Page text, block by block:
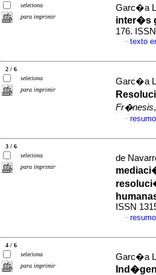
seleciona
para imprimir
Garc�a
inter�s
176.
· texto
2 / 6
seleciona
para imprimir
Garc�a
Fr�nesis
·
3 / 6
seleciona
para imprimir
de
ISSN
·
4 / 6
seleciona
para imprimir
Garc�a